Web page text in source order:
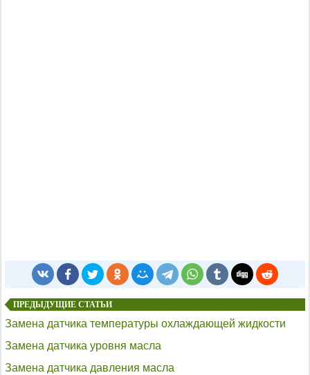
ПРЕДЫДУЩИЕ СТАТЬИ
Замена датчика температуры охлаждающей жидкости
Замена датчика уровня масла
Замена датчика давления масла